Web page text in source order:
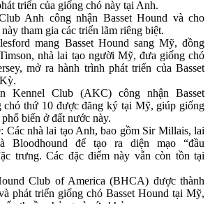
triển của giống chó này tại Anh.
Anh công nhận Basset Hound và cho
tham gia các triển lãm riêng biệt.
mang Basset Hound sang Mỹ, đồng
nhà lai tạo người Mỹ, đưa giống chó
mở ra hành trình phát triển của Basset
Kennel Club (AKC) công nhận Basset
chó thứ 10 được đăng ký tại Mỹ, giúp giống
biến ở đất nước này.
: Các nhà lai tạo Anh, bao gồm Sir Millais, lai
Bloodhound để tạo ra diện mạo “đầu
trưng. Các đặc điểm này vẫn còn tồn tại
Club of America (BHCA) được thành
phát triển giống chó Basset Hound tại Mỹ,